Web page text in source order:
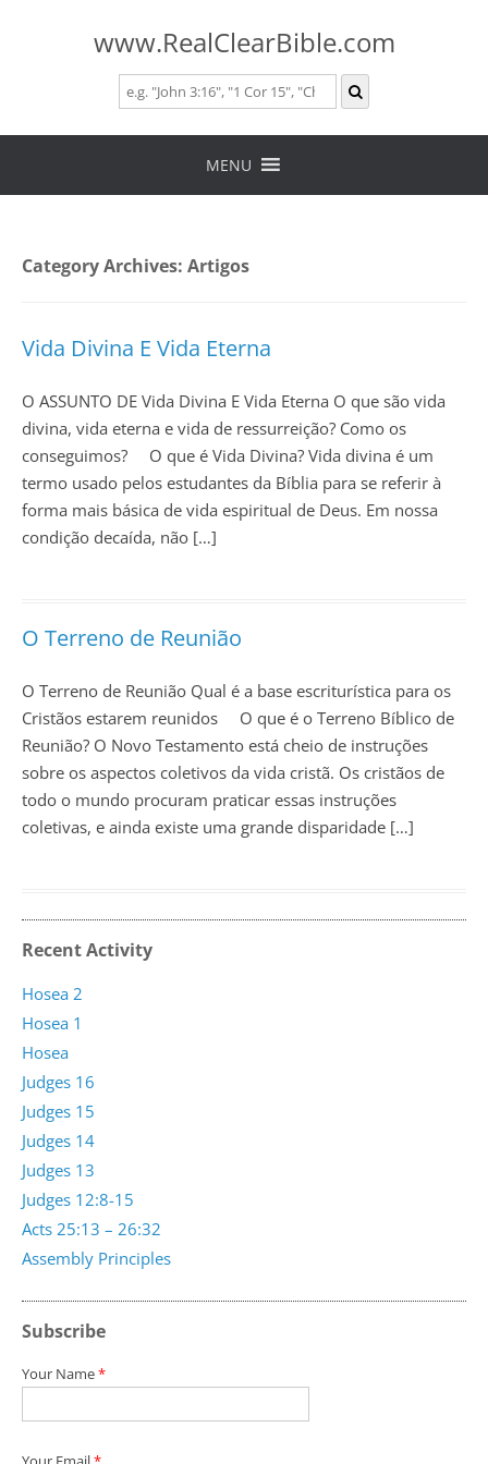
www.RealClearBible.com
Skip
MENU
Category Archives: Artigos
Vida Divina E Vida Eterna
O ASSUNTO DE Vida Divina E Vida Eterna O que são vida
divina, vida eterna e vida de ressurreição? Como os
conseguimos? O que é Vida Divina? Vida divina é um
termo usado pelos estudantes da Bíblia para se referir à
forma mais básica de vida espiritual de Deus. Em nossa
condição decaída, não […]
O Terreno de Reunião
O Terreno de Reunião Qual é a base escriturística para os
Cristãos estarem reunidos O que é o Terreno Bíblico de
Reunião? O Novo Testamento está cheio de instruções
sobre os aspectos coletivos da vida cristã. Os cristãos de
todo o mundo procuram praticar essas instruções
coletivas, e ainda existe uma grande disparidade […]
Recent Activity
Assembly Principles
Acts 25:13 – 26:32
Judges 12:8-15
Judges 13
Judges 14
Judges 15
Judges 16
Hosea
Hosea 1
Hosea 2
Subscribe
Your Name*